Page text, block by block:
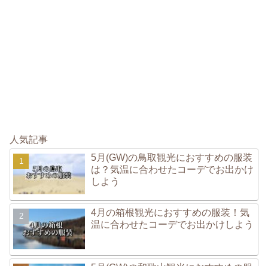
人気記事
5月(GW)の鳥取観光におすすめの服装
は？気温に合わせたコーデでお出かけ
しよう
4月の箱根観光におすすめの服装！気
温に合わせたコーデでお出かけしよう